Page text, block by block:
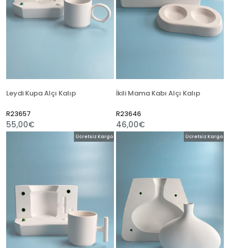
Leydi Kupa Alçı Kalıp
R23657
55,00€
İkili Mama Kabı Alçı Kalıp
R23646
46,00€
Ücretsiz Kargo Ücretsiz Kargo